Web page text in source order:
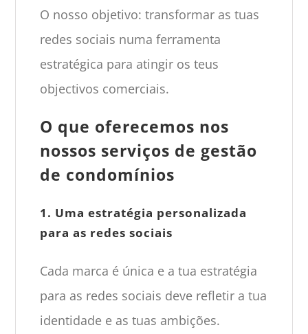
O nosso objetivo: transformar as tuas
redes sociais numa ferramenta
estratégica para atingir os teus
objectivos comerciais.
O que oferecemos nos
nossos serviços de gestão
de condomínios
1. Uma estratégia personalizada
para as redes sociais
Cada marca é única e a tua estratégia
para as redes sociais deve refletir a tua
identidade e as tuas ambições.